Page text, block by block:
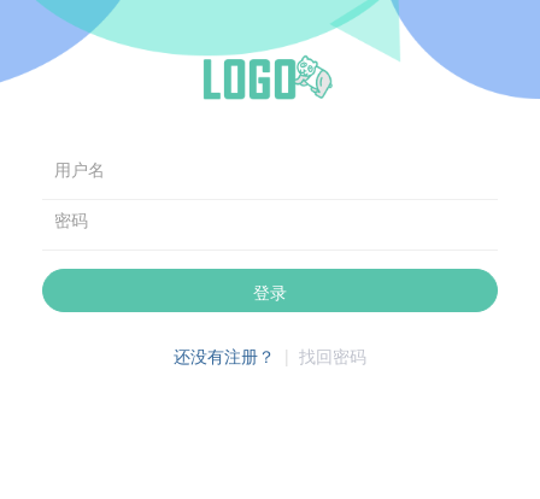
用户名
密码
登录
还没有注册？ | 找回密码